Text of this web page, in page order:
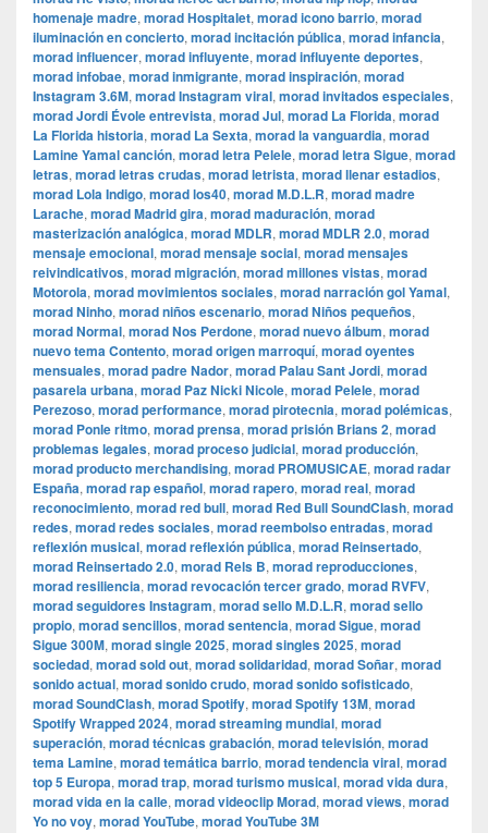
homenaje madre, morad Hospitalet, morad icono barrio, morad
iluminación en concierto, morad incitación pública, morad infancia,
morad influencer, morad influyente, morad influyente deportes,
morad infobae, morad inmigrante, morad inspiración, morad
Instagram 3.6M, morad Instagram viral, morad invitados especiales,
morad Jordi Évole entrevista, morad Jul, morad La Florida, morad
La Florida historia, morad La Sexta, morad la vanguardia, morad
Lamine Yamal canción, morad letra Pelele, morad letra Sigue, morad
letras, morad letras crudas, morad letrista, morad llenar estadios,
morad Lola Indigo, morad los40, morad M.D.L.R, morad madre
Larache, morad Madrid gira, morad maduración, morad
masterización analógica, morad MDLR, morad MDLR 2.0, morad
mensaje emocional, morad mensaje social, morad mensajes
reivindicativos, morad migración, morad millones vistas, morad
Motorola, morad movimientos sociales, morad narración gol Yamal,
morad Ninho, morad niños escenario, morad Niños pequeños,
morad Normal, morad Nos Perdone, morad nuevo álbum, morad
nuevo tema Contento, morad origen marroquí, morad oyentes
mensuales, morad padre Nador, morad Palau Sant Jordi, morad
pasarela urbana, morad Paz Nicki Nicole, morad Pelele, morad
Perezoso, morad performance, morad pirotecnia, morad polémicas,
morad Ponle ritmo, morad prensa, morad prisión Brians 2, morad
problemas legales, morad proceso judicial, morad producción,
morad producto merchandising, morad PROMUSICAE, morad radar
España, morad rap español, morad rapero, morad real, morad
reconocimiento, morad red bull, morad Red Bull SoundClash, morad
redes, morad redes sociales, morad reembolso entradas, morad
reflexión musical, morad reflexión pública, morad Reinsertado,
morad Reinsertado 2.0, morad Rels B, morad reproducciones,
morad resiliencia, morad revocación tercer grado, morad RVFV,
morad seguidores Instagram, morad sello M.D.L.R, morad sello
propio, morad sencillos, morad sentencia, morad Sigue, morad
Sigue 300M, morad single 2025, morad singles 2025, morad
sociedad, morad sold out, morad solidaridad, morad Soñar, morad
sonido actual, morad sonido crudo, morad sonido sofisticado,
morad SoundClash, morad Spotify, morad Spotify 13M, morad
Spotify Wrapped 2024, morad streaming mundial, morad
superación, morad técnicas grabación, morad televisión, morad
tema Lamine, morad temática barrio, morad tendencia viral, morad
top 5 Europa, morad trap, morad turismo musical, morad vida dura,
morad vida en la calle, morad videocli‏p Morad, morad views, morad
Yo no voy, morad YouTube, morad YouTube 3M